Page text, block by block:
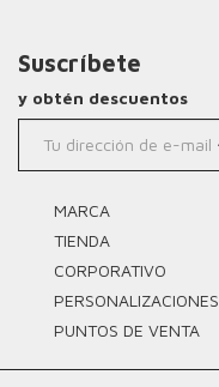
Suscríbete
y obtén descuentos
MARCA
TIENDA
CORPORATIVO
PERSONALIZACIONES
PUNTOS DE VENTA